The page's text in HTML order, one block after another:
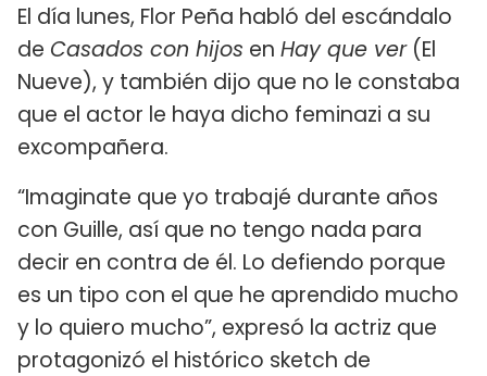
El día lunes, Flor Peña habló del escándalo
de Casados con hijos en Hay que ver(El
Nueve), y también dijo que no le constaba
que el actor le haya dicho feminazi a su
excompañera.
“Imaginate que yo trabajé durante años
con Guille, así que no tengo nada para
decir en contra de él. Lo defiendo porque
es un tipo con el que he aprendido mucho
y lo quiero mucho”, expresó la actriz que
protagonizó el histórico sketch de